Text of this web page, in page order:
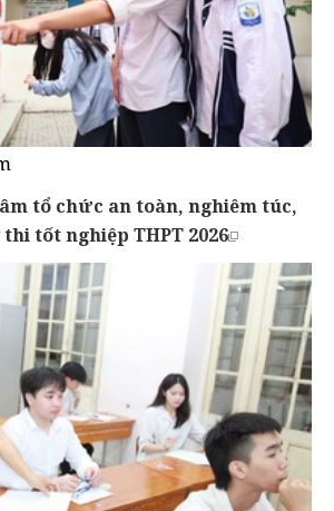
tổ chức an toàn, nghiêm túc,
tốt nghiệp THPT 2026